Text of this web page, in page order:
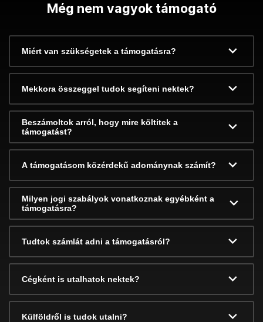
Még nem vagyok támogató
Miért van szükségetek a támogatásra?
Mekkora összeggel tudok segíteni nektek?
Beszámoltok arról, hogy mire költitek a
támogatást?
A támogatásom közérdekű adománynak számít?
Milyen jogi szabályok vonatkoznak egyébként a
támogatásra?
Tudtok számlát adni a támogatásról?
Cégként is utalhatok nektek?
Külföldről is tudok utalni?